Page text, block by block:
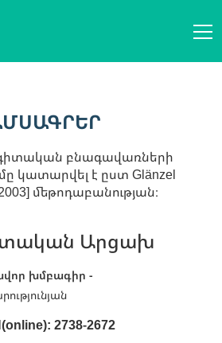
ԳԻՏԱԲԱՆՈՒԹՅԱՆ ՀԱՐՑԵՐ
ՀՐԱՊԱՐԱԿՈՒՄՆԵՐ
ԾՐԱԳՐԵՐ
ԻՐԱԴԱՐՁՈՒԹՅՈՒՆՆԵՐ
ԱՋԱԿՑԻՐ ՄԵԶ
ԿԱՊ ՄԵԶ ՀԵՏ
բնագավառների
կատարվել է ըստ Glänzel
մեթոդաբանության։
Արցախ
խմբագիր -
2738-2672